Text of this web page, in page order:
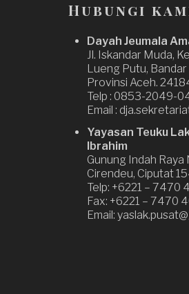
Hubungi
Dayah Jeumala
Jl. Iskandar Muda,
Lueng Putu, Bandar
Provinsi Aceh.
Telp : 0853-2049-
Email :
Yayasan Teuku
Ibrahim
Gunung Indah Raya
Cirendeu, Ciputat
Telp: +6221 – 7470
Fax: +6221 – 7470
Email: